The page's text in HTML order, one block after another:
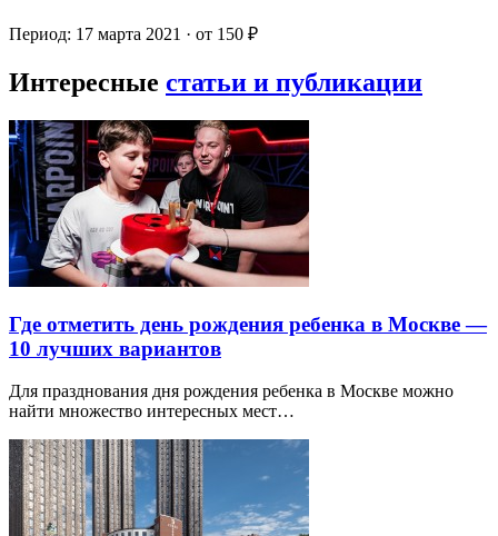
Период: 17 марта 2021 · от 150 ₽
Интересные статьи и публикации
Где отметить день рождения ребенка в Москве —
10 лучших вариантов
Для празднования дня рождения ребенка в Москве можно
найти множество интересных мест…